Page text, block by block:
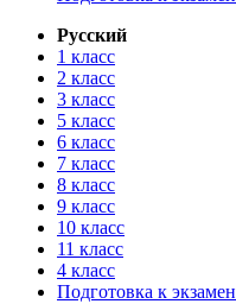
Русский
1 класс
2 класс
3 класс
5 класс
6 класс
7 класс
8 класс
9 класс
10 класс
11 класс
4 класс
Подготовка к